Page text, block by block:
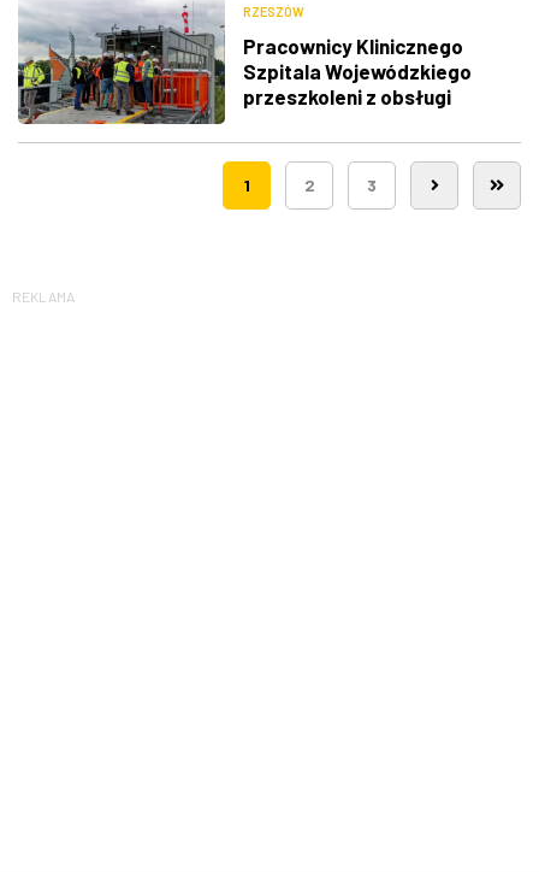
RZESZÓW
Pracownicy Klinicznego
Szpitala Wojewódzkiego
przeszkoleni z obsługi
śmigłowców LPR
1 2 3
REKLAMA